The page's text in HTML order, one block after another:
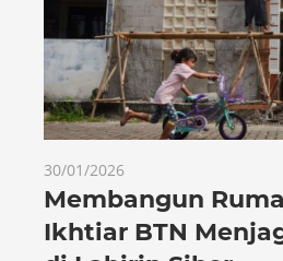
30/01/2026
Membangun
Ikhtiar BTN